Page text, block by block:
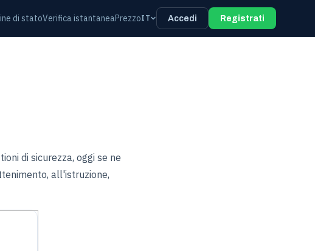
di statoVerifica istantaneaPrezzoIT Accedi Registrati
di sicurezza, oggi se ne
all'istruzione,